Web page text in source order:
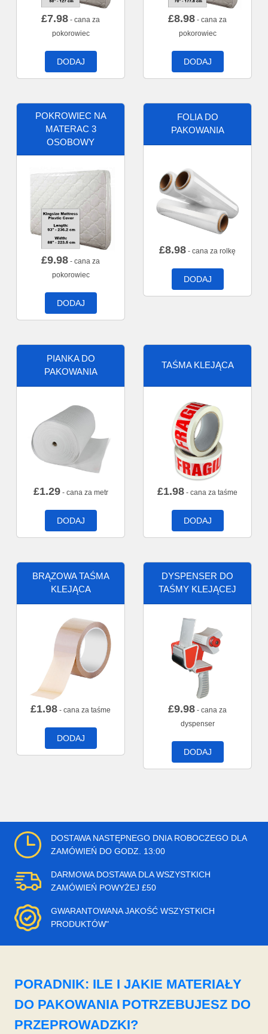
£7.98 - cana za
pokorowiec
DODAJ
£8.98 - cana za
pokorowiec
DODAJ
POKROWIEC NA
MATERAC 3
OSOBOWY
£9.98 - cana za
pokorowiec
DODAJ
FOLIA DO
PAKOWANIA
£8.98 - cana za rolkę
DODAJ
PIANKA DO
PAKOWANIA
£1.29- cana za metr
DODAJ
TAŚMA KLEJĄCA
£1.98 - cana za taśme
DODAJ
BRĄZOWA TAŚMA
KLEJĄCA
£1.98 - cana za taśme
DODAJ
DYSPENSER DO
TAŚMY KLEJĄCEJ
£9.98 - cana za
dyspenser
DODAJ
DOSTAWA NASTĘPNEGO DNIA ROBOCZEGO DLA
ZAMÓWIEŃ DO GODZ. 13:00
DARMOWA DOSTAWA DLA WSZYSTKICH
ZAMÓWIEŃ POWYŻEJ £50
GWARANTOWANA JAKOŚĆ WSZYSTKICH
PRODUKTÓW"
PORADNIK: ILE I JAKIE MATERIAŁY
DO PAKOWANIA POTRZEBUJESZ DO
PRZEPROWADZKI?